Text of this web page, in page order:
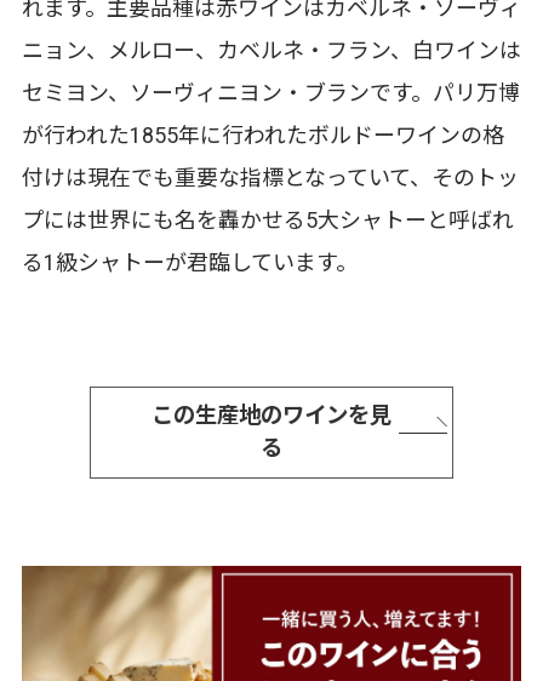
れます。主要品種は赤ワインはカベルネ・ソーヴィ
ニョン、メルロー、カベルネ・フラン、白ワインは
セミヨン、ソーヴィニヨン・ブランです。パリ万博
が行われた1855年に行われたボルドーワインの格
付けは現在でも重要な指標となっていて、そのトッ
プには世界にも名を轟かせる5大シャトーと呼ばれ
る1級シャトーが君臨しています。
この生産地のワインを見
る